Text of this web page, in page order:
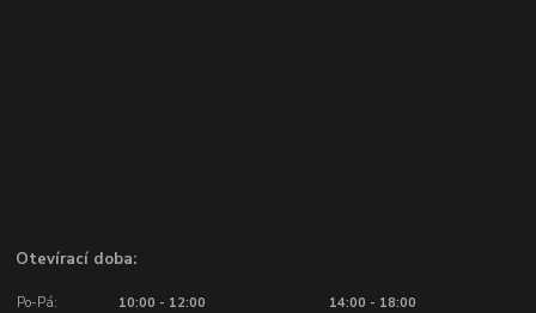
Otevírací doba:
Po-Pá: 10:00 - 12:00
14:00 - 18:00